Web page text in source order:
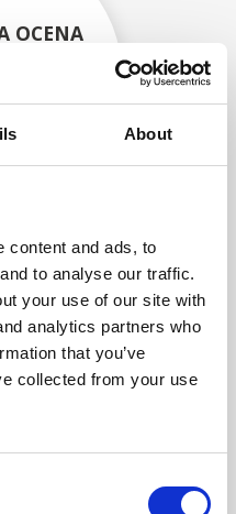
About
content and ads, to
to analyse our traffic.
your use of our site with
analytics partners who
that you’ve
collected from your use
OCENA
są
w
ESD,
uszkodzeń